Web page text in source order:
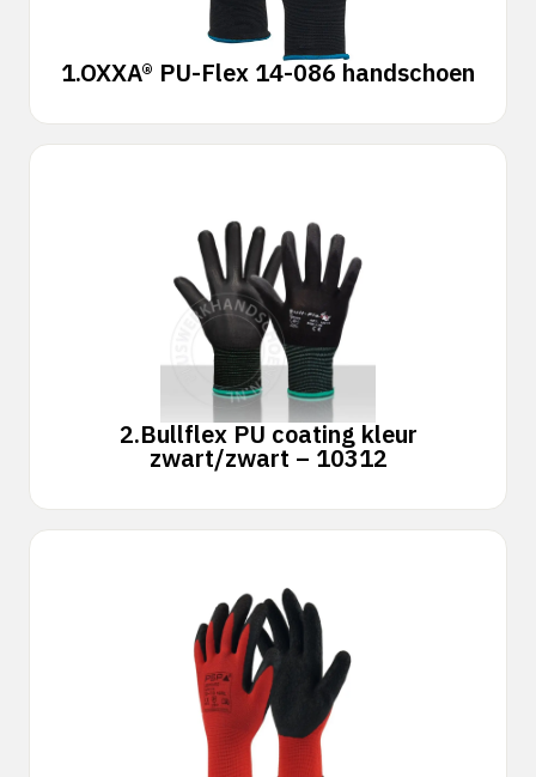
1.OXXA® PU-Flex 14-086 handschoen
2.Bullflex PU coating kleur
zwart/zwart – 10312